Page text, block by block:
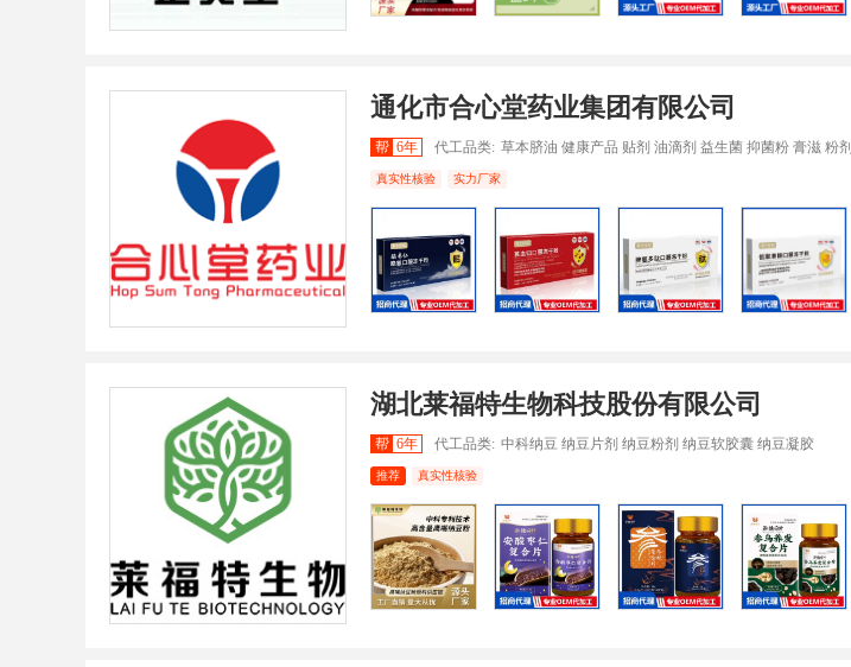
通化市合心堂药业集团有限公司
帮 6年 代工品类: 草本脐油 健康产品 贴剂 油滴剂 益生菌 抑菌粉 膏滋 粉剂
真实性核验 实力厂家
湖北莱福特生物科技股份有限公司
帮 6年 代工品类: 中科纳豆 纳豆片剂 纳豆粉剂 纳豆软胶囊 纳豆凝胶
推荐 真实性核验